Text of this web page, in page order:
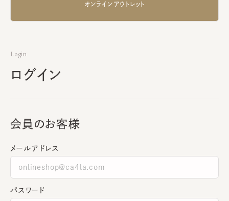
オンラインアウトレット
Login
ログイン
会員のお客様
メールアドレス
パスワード